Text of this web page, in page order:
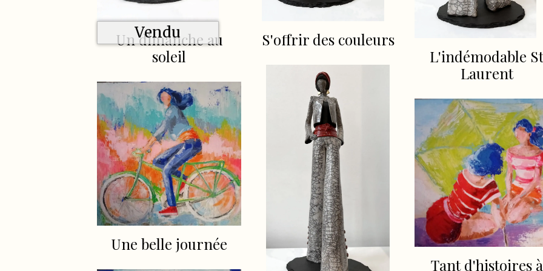
Vendu
Un dimanche au
soleil
S'offrir des couleurs
L'indémodable St
Laurent
Une belle journée
Tant d'histoires à